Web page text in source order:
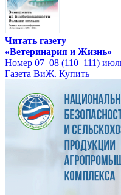
Читать газету
«Ветеринария и Жизнь»
Номер 07–08 (110–111)
Газета ВиЖ. Купить